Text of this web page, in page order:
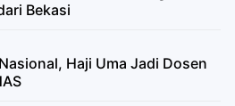
Bekasi
Haji Uma Jadi Dosen